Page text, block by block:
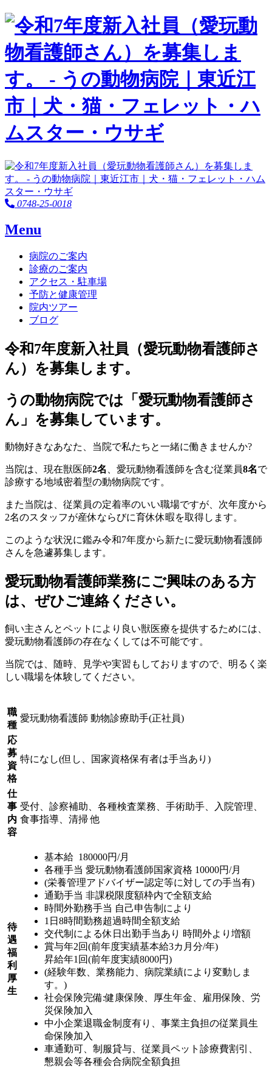
0748-25-0018
Menu
病院のご案内
診療のご案内
アクセス・駐車場
予防と健康管理
院内ツアー
ブログ
令和7年度新入社員（愛玩動物看護師さ
ん）を募集します。
うの動物病院では「愛玩動物看護師さ
ん」を募集しています。
動物好きなあなた、当院で私たちと一緒に働きませんか?
当院は、現在獣医師2名 、愛玩動物看護師を含む従業員8名で
診療する地域密着型の動物病院です。
また当院は、従業員の定着率のいい職場ですが、次年度から
2名のスタッフが産休ならびに育休休暇を取得します。
このような状況に鑑み令和7年度から新たに愛玩動物看護師
さんを急遽募集します。
愛玩動物看護師業務にご興味のある方
は、ぜひご連絡ください。
飼い主さんとペットにより良い獣医療を提供するためには、
愛玩動物看護師の存在なくしては不可能です。
当院では、随時、見学や実習もしておりますので、明るく楽
しい職場を体験してください。
職
種
愛玩動物看護師 動物診療助手(正社員)
応
募
資
格
特になし(但し、国家資格保有者は手当あり)
仕
事
内
容
受付、診察補助、各種検査業務、手術助手、入院管理、
食事指導、清掃 他
待
遇
福
利
厚
生
基本給 180000円/月
各種手当 愛玩動物看護師国家資格 10000円/月
(栄養管理アドバイザー認定等に対しての手当有)
通勤手当 非課税限度額枠内で全額支給
時間外勤務手当 自己申告制により
1日8時間勤務超過時間全額支給
交代制による休日出勤手当あり 時間外より増額
賞与年2回(前年度実績基本給3カ月分/年)
昇給年1回(前年度実績8000円)
(経験年数、業務能力、病院業績により変動しま
す。)
社会保険完備:健康保険、厚生年金、雇用保険、労
災保険加入
中小企業退職金制度有り、事業主負担の従業員生
命保険加入
車通勤可、制服貸与、従業員ペット診療費割引、
懇親会等各種会合病院全額負担